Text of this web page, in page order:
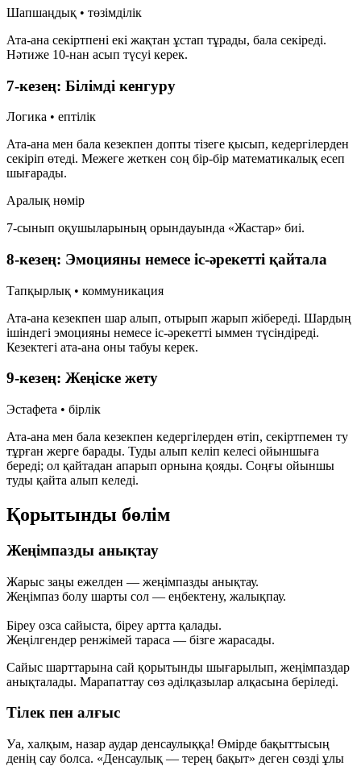
Шапшаңдық • төзімділік
Ата-ана секіртпені екі жақтан ұстап тұрады, бала секіреді.
Нәтиже 10-нан асып түсуі керек.
7-кезең: Білімді кенгуру
Логика • ептілік
Ата-ана мен бала кезекпен допты тізеге қысып, кедергілерден
секіріп өтеді. Межеге жеткен соң бір-бір математикалық есеп
шығарады.
Аралық нөмір
7-сынып оқушыларының орындауында «Жастар» биі.
8-кезең: Эмоцияны немесе іс-әрекетті қайтала
Тапқырлық • коммуникация
Ата-ана кезекпен шар алып, отырып жарып жібереді. Шардың
ішіндегі эмоцияны немесе іс-әрекетті ыммен түсіндіреді.
Кезектегі ата-ана оны табуы керек.
9-кезең: Жеңіске жету
Эстафета • бірлік
Ата-ана мен бала кезекпен кедергілерден өтіп, секіртпемен ту
тұрған жерге барады. Туды алып келіп келесі ойыншыға
береді; ол қайтадан апарып орнына қояды. Соңғы ойыншы
туды қайта алып келеді.
Қорытынды бөлім
Жеңімпазды анықтау
Жарыс заңы ежелден — жеңімпазды анықтау.
Жеңімпаз болу шарты сол — еңбектену, жалықпау.
Біреу озса сайыста, біреу артта қалады.
Жеңілгендер ренжімей тараса — бізге жарасады.
Сайыс шарттарына сай қорытынды шығарылып, жеңімпаздар
анықталады. Марапаттау сөз әділқазылар алқасына беріледі.
Тілек пен алғыс
Уа, халқым, назар аудар денсаулыққа! Өмірде бақыттысың
денің сау болса. «Денсаулық — терең бақыт» деген сөзді ұлы